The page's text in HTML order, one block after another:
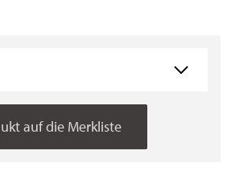
auf die Merkliste